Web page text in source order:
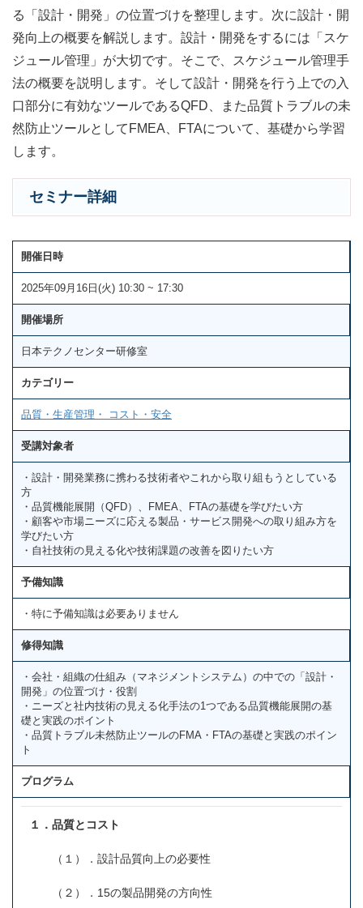
る「設計・開発」の位置づけを整理します。次に設計・開
発向上の概要を解説します。設計・開発をするには「スケ
ジュール管理」が大切です。そこで、スケジュール管理手
法の概要を説明します。そして設計・開発を行う上での入
口部分に有効なツールであるQFD、また品質トラブルの未
然防止ツールとしてFMEA、FTAについて、基礎から学習
します。
セミナー詳細
開催日時
2025年09月16日(火) 10:30 ~ 17:30
開催場所
日本テクノセンター研修室
カテゴリー
品質・生産管理・ コスト・安全
受講対象者
・設計・開発業務に携わる技術者やこれから取り組もうとしている
方
・品質機能展開（QFD）、FMEA、FTAの基礎を学びたい方
・顧客や市場ニーズに応える製品・サービス開発への取り組み方を
学びたい方
・自社技術の見える化や技術課題の改善を図りたい方
予備知識
・特に予備知識は必要ありません
修得知識
・会社・組織の仕組み（マネジメントシステム）の中での「設計・
開発」の位置づけ・役割
・ニーズと社内技術の見える化手法の1つである品質機能展開の基
礎と実践のポイント
・品質トラブル未然防止ツールのFMA・FTAの基礎と実践のポイン
ト
プログラム
１．品質とコスト
（１）．設計品質向上の必要性
（２）．15の製品開発の方向性